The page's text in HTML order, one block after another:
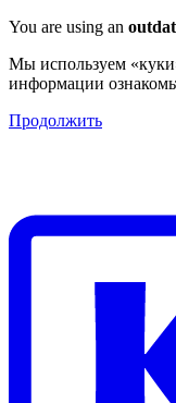
You are using an
Мы используем
информации
Продолжить